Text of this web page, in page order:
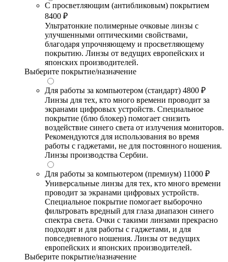
С просветляющим (антибликовым) покрытием
8400 ₽
Ультратонкие полимерные очковые линзы с
улучшенными оптическими свойствами,
благодаря упрочняющему и просветляющему
покрытию. Линзы от ведущих европейских и
японских производителей.
Выберите покрытие/назначение
Для работы за компьютером (стандарт) 4800 ₽
Линзы для тех, кто много времени проводит за
экранами цифровых устройств. Специальное
покрытие (блю блокер) помогает снизить
воздействие синего света от излучения мониторов.
Рекомендуются для использования во время
работы с гаджетами, не для постоянного ношения.
Линзы производства Сербии.
Для работы за компьютером (премиум) 11000 ₽
Универсальные линзы для тех, кто много времени
проводит за экранами цифровых устройств.
Специальное покрытие помогает выборочно
фильтровать вредный для глаза диапазон синего
спектра света. Очки с такими линзами прекрасно
подходят и для работы с гаджетами, и для
повседневного ношения. Линзы от ведущих
европейских и японских производителей.
Выберите покрытие/назначение